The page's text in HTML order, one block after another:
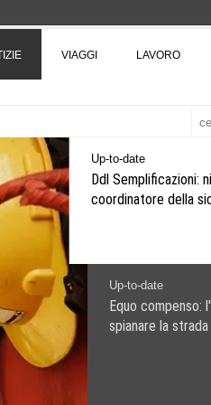
VIAGGI LAVORO
Up-to-date
Ddl Semplificazioni:
coordinatore della
Up-to-date
Equo compenso:
spianare la
realizzazione di una mostra